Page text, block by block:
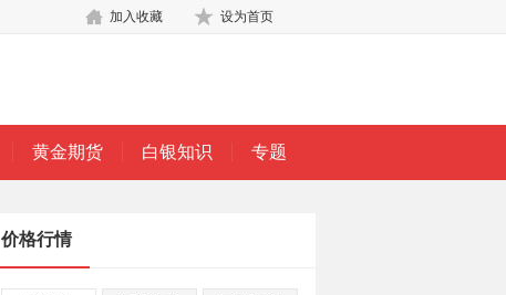
设为首页
加入收藏
黄金期货 白银知识 专题
价格行情